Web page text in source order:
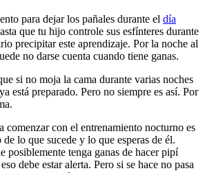
para dejar los pañales durante el día
que tu hijo controle sus esfínteres durante
precipitar este aprendizaje. Por la noche al
no darse cuenta cuando tiene ganas.
si no moja la cama durante varias noches
está preparado. Pero no siempre es así. Por
comenzar con el entrenamiento nocturno es
lo que sucede y lo que esperas de él.
posiblemente tenga ganas de hacer pipí
debe estar alerta. Pero si se hace no pasa